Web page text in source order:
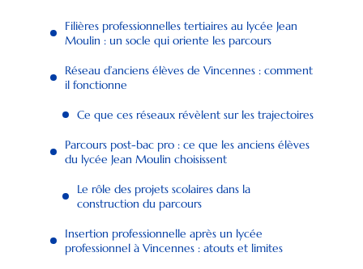
Filières professionnelles tertiaires au lycée Jean
Moulin : un socle qui oriente les parcours
Réseau d’anciens élèves de Vincennes : comment
il fonctionne
Ce que ces réseaux révèlent sur les trajectoires
Parcours post-bac pro : ce que les anciens élèves
du lycée Jean Moulin choisissent
Le rôle des projets scolaires dans la
construction du parcours
Insertion professionnelle après un lycée
professionnel à Vincennes : atouts et limites